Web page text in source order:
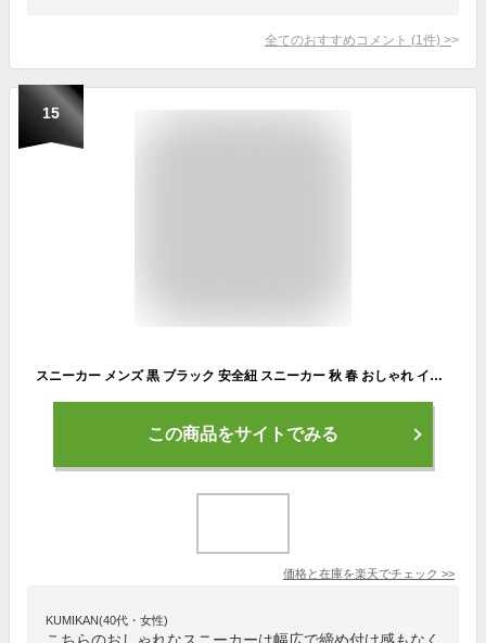
全てのおすすめコメント (1 件) >
15
スニーカー メンズ 黒 ブラック 安全紐 スニーカー 秋 春 おしゃれ インヒール 靴 軽量 甲高 幅広 衝撃吸収 スリッポン 滑りにくい 疲れない 裏起毛 通勤 通学 大人 蒸れない 外反母趾 シューズ ランニング ウォーキング ジム 新作 送料無料
この商品をサイトでみる
価格と在庫を楽天でチェック >>
KUMIKAN(40代・女性)